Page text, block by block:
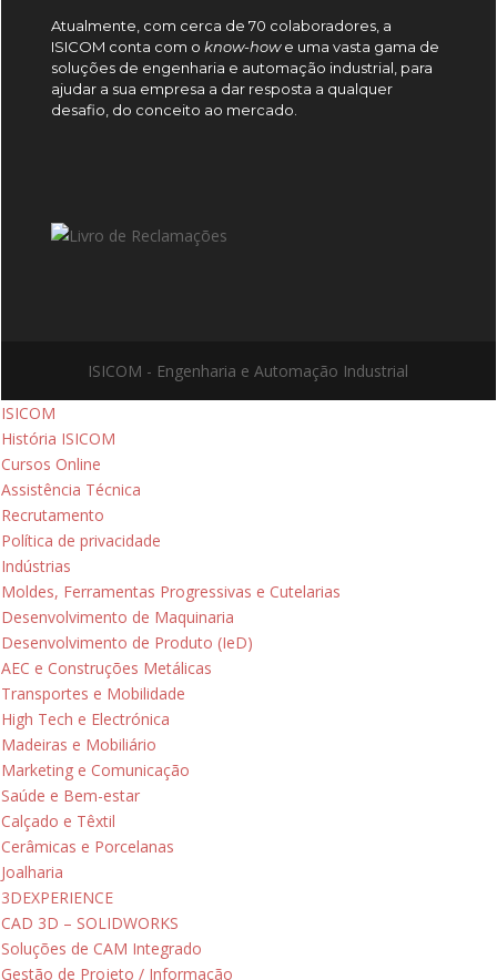
Atualmente, com cerca de 70 colaboradores, a
ISICOM conta com o know-howe uma vasta gama de
soluções de engenharia e automação industrial, para
ajudar a sua empresa a dar resposta a qualquer
desafio, do conceito ao mercado.
ISICOM - Engenharia e Automação Industrial
ISICOM
História ISICOM
Cursos Online
Assistência Técnica
Recrutamento
Política de privacidade
Indústrias
Moldes, Ferramentas Progressivas e Cutelarias
Desenvolvimento de Maquinaria
Desenvolvimento de Produto (IeD)
AEC e Construções Metálicas
Transportes e Mobilidade
High Tech e Electrónica
Madeiras e Mobiliário
Marketing e Comunicação
Saúde e Bem-estar
Calçado e Têxtil
Cerâmicas e Porcelanas
Joalharia
3DEXPERIENCE
CAD 3D – SOLIDWORKS
Soluções de CAM Integrado
Gestão de Projeto / Informação